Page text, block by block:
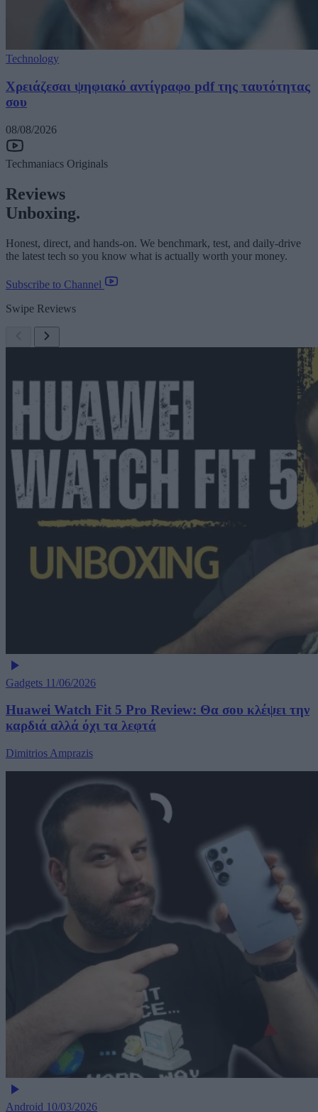
Technology
Χρειάζεσαι ψηφιακό αντίγραφο pdf της ταυτότητας
σου
08/08/2026
Techmaniacs Originals
Reviews
Unboxing.
Honest, direct, and hands-on. We benchmark, test, and daily-drive
the latest tech so you know what is actually worth your money.
Subscribe to Channel
Swipe Reviews
Gadgets 11/06/2026
Huawei Watch Fit 5 Pro Review: Θα σου κλέψει την
καρδιά αλλά όχι τα λεφτά
Dimitrios Amprazis
Android 10/03/2026